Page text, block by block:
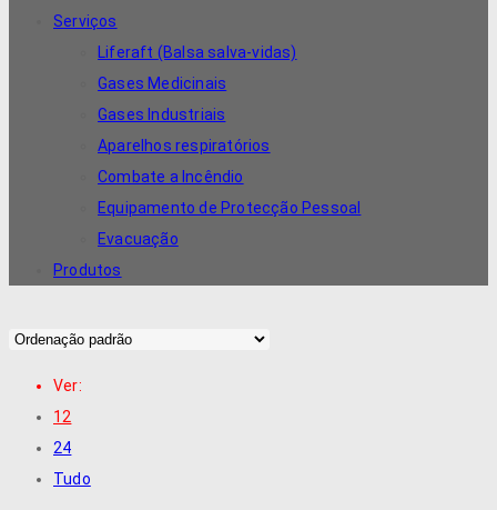
Serviços
Liferaft (Balsa salva-vidas)
Gases Medicinais
Gases Industriais
Aparelhos respiratórios
Combate a Incêndio
Equipamento de Protecção Pessoal
Evacuação
Produtos
Ver:
12
24
Tudo